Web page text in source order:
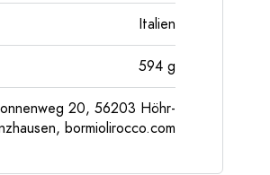
Italien
594 g
20, 56203 Höhr-
bormiolirocco.com